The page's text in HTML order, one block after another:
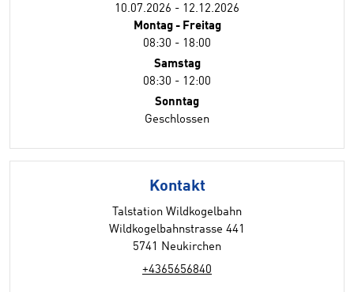
10.07.2026 - 12.12.2026
Montag - Freitag
08:30 - 18:00
Samstag
08:30 - 12:00
Sonntag
Geschlossen
Kontakt
Talstation Wildkogelbahn
Wildkogelbahnstrasse 441
5741 Neukirchen
+4365656840